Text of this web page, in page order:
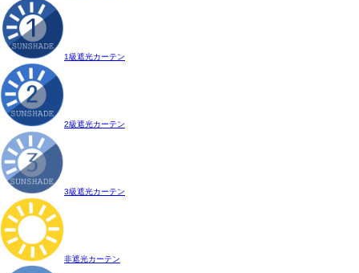
1級遮光カーテン
2級遮光カーテン
3級遮光カーテン
非遮光カーテン